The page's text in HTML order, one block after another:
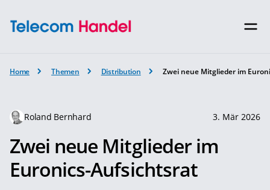
Home Themen Distribution Zwei neue Mitglieder im
Roland Bernhard 3. Mär 2026
Zwei neue Mitglieder im
Euronics-Aufsichtsrat